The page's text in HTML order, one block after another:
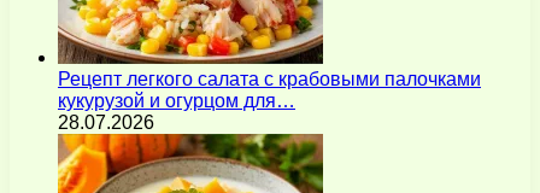
Рецепт легкого салата с крабовыми палочками
кукурузой и огурцом для…
28.07.2026